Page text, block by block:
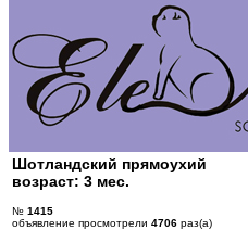
Шотландский прямоухий
возраст: 3 мес.
№ 1415
объявление просмотрели 4706 раз(а)